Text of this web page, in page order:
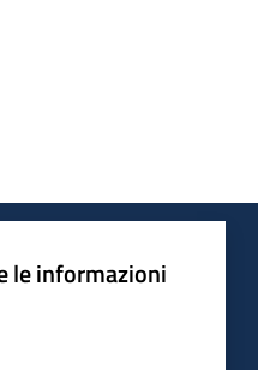
le informazioni